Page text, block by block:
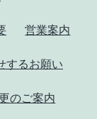
営業案内
するお願い
のご案内